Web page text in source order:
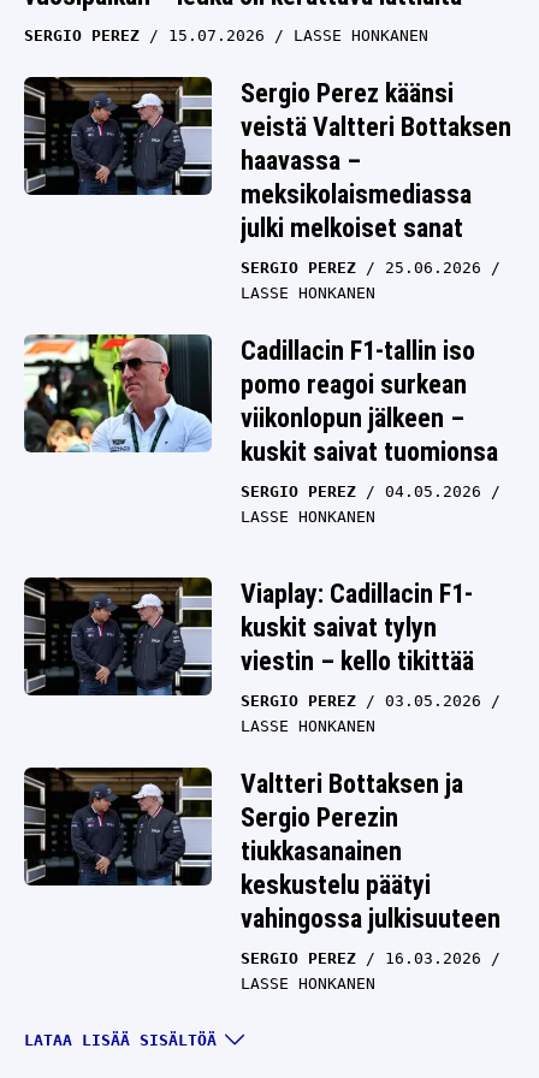
SERGIO PEREZ 15.07.2026 LASSE HONKANEN
Sergio Perez käänsi
veistä Valtteri Bottaksen
haavassa –
meksikolaismediassa
julki melkoiset sanat
SERGIO PEREZ
25.06.2026
LASSE HONKANEN
Cadillacin F1-tallin iso
pomo reagoi surkean
viikonlopun jälkeen –
kuskit saivat tuomionsa
SERGIO PEREZ
04.05.2026
LASSE HONKANEN
Viaplay: Cadillacin F1-
kuskit saivat tylyn
viestin – kello tikittää
SERGIO PEREZ
03.05.2026
LASSE HONKANEN
Valtteri Bottaksen ja
Sergio Perezin
tiukkasanainen
keskustelu päätyi
vahingossa julkisuuteen
SERGIO PEREZ
16.03.2026
LASSE HONKANEN
Valtteri Bottas hyssytteli
LATAA LISÄÄ SISÄLTÖÄ